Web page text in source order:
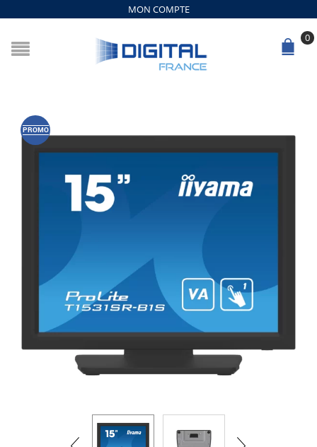
MON COMPTE
0
PROMO